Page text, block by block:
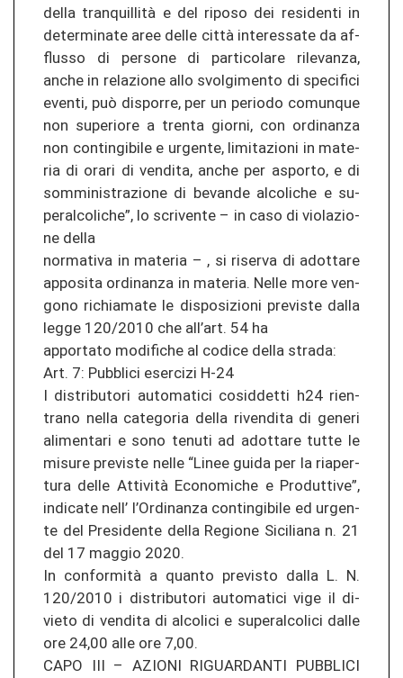
della tranquillità e del ri­poso dei re­si­den­ti in
de­ter­mi­na­te aree delle città in­teres­sa­te da af­
flus­so di per­so­ne di par­ti­co­la­re ri­le­van­za,
anche in re­la­zio­ne allo svol­gi­men­to di spe­ci­fi­ci
even­ti, può dis­por­re, per un pe­rio­do co­mun­que
non su­pe­rio­re a tren­ta gior­ni, con or­di­nan­za
non con­tin­gi­bi­le e ur­gen­te, li­mi­ta­zio­ni in ma­te­
ria di orari di ven­di­ta, anche per as­por­to, e di
som­mi­nis­tra­zio­ne di be­van­de al­co­li­che e su­
per­al­co­li­che”, lo scri­ven­te – in caso di vio­la­zio­
ne della
nor­ma­ti­va in ma­te­ria – , si ri­ser­va di ad­ot­ta­re
ap­po­si­ta or­di­nan­za in ma­te­ria. Nelle more ven­
go­no ri­chia­ma­te le dis­po­si­zio­ni pre­vis­te dalla
legge 120/2010 che all’art. 54 ha
ap­por­ta­to mo­di­fi­che al co­di­ce della stra­da:
Art. 7: Pu­bbli­ci eser­ci­zi H-24
I dis­tri­bu­to­ri au­to­ma­ti­ci co­sid­det­ti h24 rien­
tra­no nella ca­te­go­ria della ri­ven­di­ta di ge­ne­ri
ali­men­ta­ri e sono te­nu­ti ad ad­ot­ta­re tutte le
mi­su­re pre­vis­te nelle “Linee guida per la ria­per­
tu­ra delle Attività Eco­no­mi­che e Pro­d­ut­ti­ve”,
in­di­ca­te nell’ l’Or­di­nan­za con­tin­gi­bi­le ed ur­gen­
te del Pre­si­den­te della Re­gio­ne Si­ci­lia­na n. 21
del 17 mag­gio 2020.
In conformità a quan­to pre­vis­to dalla L. N.
120/2010 i dis­tri­bu­to­ri au­to­ma­ti­ci vige il di­
vie­to di ven­di­ta di al­co­li­ci e su­per­al­co­li­ci dalle
ore 24,00 alle ore 7,00.
CAPO III – AZIO­NI RI­GUAR­DAN­TI PU­BBLI­CI